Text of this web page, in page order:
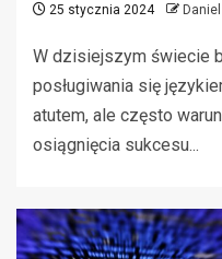
25 stycznia 2024
W dzisiejszym świecie
posługiwania się
atutem, ale często
osiągnięcia sukcesu...